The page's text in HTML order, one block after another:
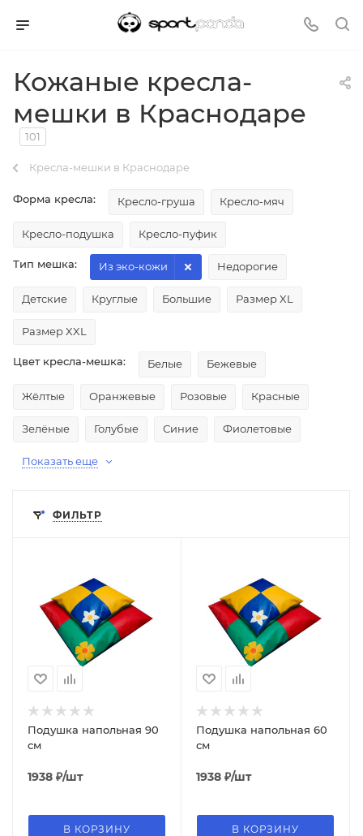
Кожаные кресла-
мешки в Краснодаре
101
Кресла-мешки в Краснодаре
Форма кресла: Кресло-груша Кресло-мяч
Кресло-подушка Кресло-пуфик
Тип мешка: Недорогие
Детские Круглые Большие Размер XL
Размер XXL
Из эко-кожи
Цвет кресла-мешка: Белые Бежевые
Жёлтые Оранжевые Розовые Красные
Зелёные Голубые Синие Фиолетовые
Показать еще
ФИЛЬТР
Подушка напольная 90
см
1938 ₽/шт
В КОРЗИНУ
Подушка напольная 60
см
1938 ₽/шт
В КОРЗИНУ